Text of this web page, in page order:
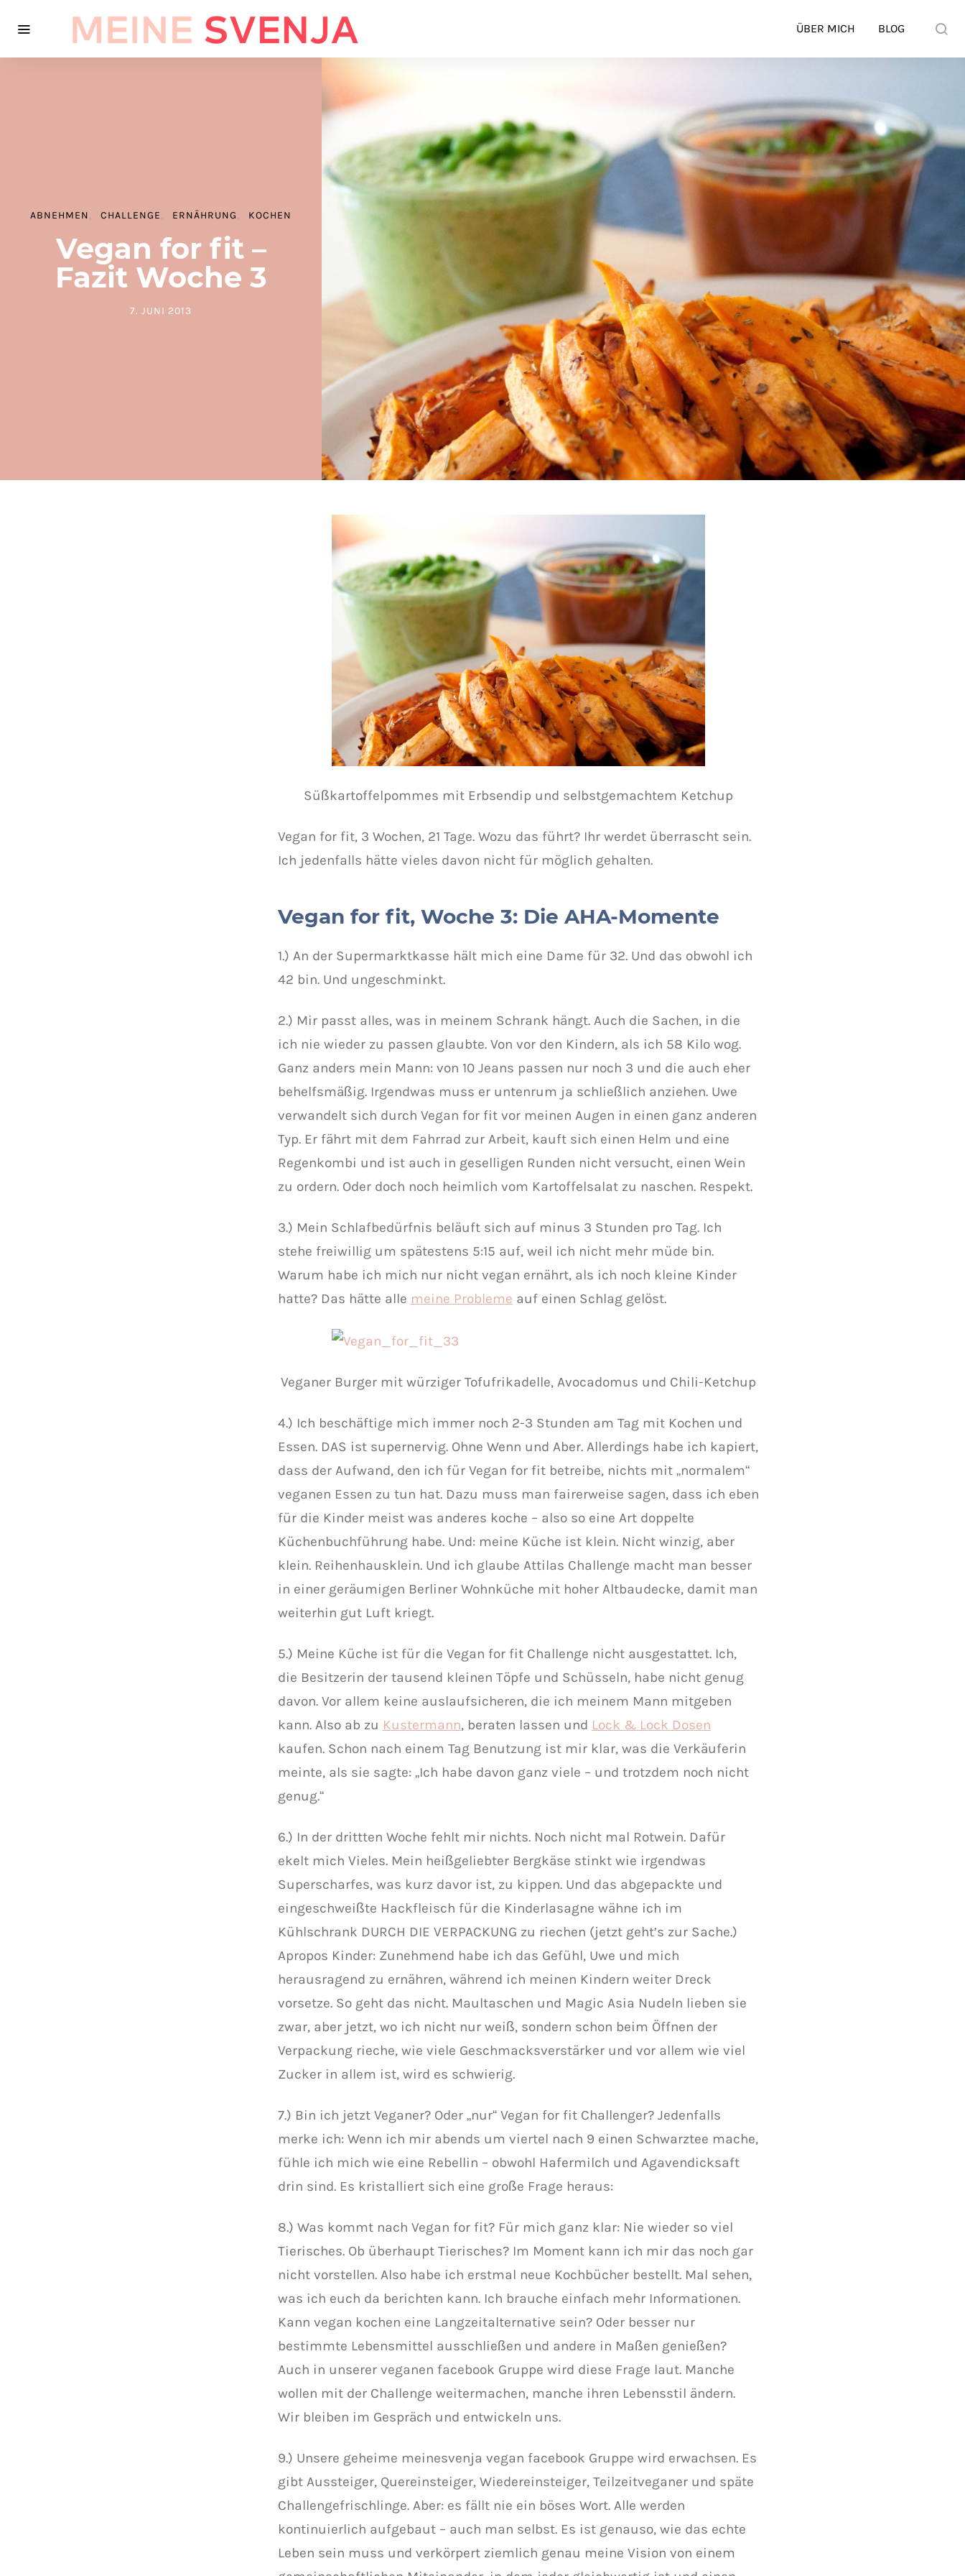
ÜBER MICH BLOG
ABNEHMEN CHALLENGE ERNÄHRUNG KOCHEN
Vegan for fit –
Fazit Woche 3
POSTED ON
7. JUNI 2013
Süßkartoffelpommes mit Erbsendip und selbstgemachtem Ketchup
Vegan for fit, 3 Wochen, 21 Tage. Wozu das führt? Ihr werdet überrascht sein.
Ich jedenfalls hätte vieles davon nicht für möglich gehalten.
Vegan for fit, Woche 3: Die AHA-Momente
1.) An der Supermarktkasse hält mich eine Dame für 32. Und das obwohl ich
42 bin. Und ungeschminkt.
2.) Mir passt alles, was in meinem Schrank hängt. Auch die Sachen, in die
ich nie wieder zu passen glaubte. Von vor den Kindern, als ich 58 Kilo wog.
Ganz anders mein Mann: von 10 Jeans passen nur noch 3 und die auch eher
behelfsmäßig. Irgendwas muss er untenrum ja schließlich anziehen. Uwe
verwandelt sich durch Vegan for fit vor meinen Augen in einen ganz anderen
Typ. Er fährt mit dem Fahrrad zur Arbeit, kauft sich einen Helm und eine
Regenkombi und ist auch in geselligen Runden nicht versucht, einen Wein
zu ordern. Oder doch noch heimlich vom Kartoffelsalat zu naschen. Respekt.
3.) Mein Schlafbedürfnis beläuft sich auf minus 3 Stunden pro Tag. Ich
stehe freiwillig um spätestens 5:15 auf, weil ich nicht mehr müde bin.
Warum habe ich mich nur nicht vegan ernährt, als ich noch kleine Kinder
hatte? Das hätte alle meine Probleme auf einen Schlag gelöst.
Veganer Burger mit würziger Tofufrikadelle, Avocadomus und Chili-Ketchup
4.) Ich beschäftige mich immer noch 2-3 Stunden am Tag mit Kochen und
Essen. DAS ist supernervig. Ohne Wenn und Aber. Allerdings habe ich kapiert,
dass der Aufwand, den ich für Vegan for fit betreibe, nichts mit „normalem“
veganen Essen zu tun hat. Dazu muss man fairerweise sagen, dass ich eben
für die Kinder meist was anderes koche – also so eine Art doppelte
Küchenbuchführung habe. Und: meine Küche ist klein. Nicht winzig, aber
klein. Reihenhausklein. Und ich glaube Attilas Challenge macht man besser
in einer geräumigen Berliner Wohnküche mit hoher Altbaudecke, damit man
weiterhin gut Luft kriegt.
5.) Meine Küche ist für die Vegan for fit Challenge nicht ausgestattet. Ich,
die Besitzerin der tausend kleinen Töpfe und Schüsseln, habe nicht genug
davon. Vor allem keine auslaufsicheren, die ich meinem Mann mitgeben
kann. Also ab zu Kustermann, beraten lassen und Lock & Lock Dosen
kaufen. Schon nach einem Tag Benutzung ist mir klar, was die Verkäuferin
meinte, als sie sagte: „Ich habe davon ganz viele – und trotzdem noch nicht
genug.“
6.) In der drittten Woche fehlt mir nichts. Noch nicht mal Rotwein. Dafür
ekelt mich Vieles. Mein heißgeliebter Bergkäse stinkt wie irgendwas
Superscharfes, was kurz davor ist, zu kippen. Und das abgepackte und
eingeschweißte Hackfleisch für die Kinderlasagne wähne ich im
Kühlschrank DURCH DIE VERPACKUNG zu riechen (jetzt geht’s zur Sache.)
Apropos Kinder: Zunehmend habe ich das Gefühl, Uwe und mich
herausragend zu ernähren, während ich meinen Kindern weiter Dreck
vorsetze. So geht das nicht. Maultaschen und Magic Asia Nudeln lieben sie
zwar, aber jetzt, wo ich nicht nur weiß, sondern schon beim Öffnen der
Verpackung rieche, wie viele Geschmacksverstärker und vor allem wie viel
Zucker in allem ist, wird es schwierig.
7.) Bin ich jetzt Veganer? Oder „nur“ Vegan for fit Challenger? Jedenfalls
merke ich: Wenn ich mir abends um viertel nach 9 einen Schwarztee mache,
fühle ich mich wie eine Rebellin – obwohl Hafermilch und Agavendicksaft
drin sind. Es kristalliert sich eine große Frage heraus:
8.) Was kommt nach Vegan for fit? Für mich ganz klar: Nie wieder so viel
Tierisches. Ob überhaupt Tierisches? Im Moment kann ich mir das noch gar
nicht vorstellen. Also habe ich erstmal neue Kochbücher bestellt. Mal sehen,
was ich euch da berichten kann. Ich brauche einfach mehr Informationen.
Kann vegan kochen eine Langzeitalternative sein? Oder besser nur
bestimmte Lebensmittel ausschließen und andere in Maßen genießen?
Auch in unserer veganen facebook Gruppe wird diese Frage laut. Manche
wollen mit der Challenge weitermachen, manche ihren Lebensstil ändern.
Wir bleiben im Gespräch und entwickeln uns.
9.) Unsere geheime meinesvenja vegan facebook Gruppe wird erwachsen. Es
gibt Aussteiger, Quereinsteiger, Wiedereinsteiger, Teilzeitveganer und späte
Challengefrischlinge. Aber: es fällt nie ein böses Wort. Alle werden
kontinuierlich aufgebaut – auch man selbst. Es ist genauso, wie das echte
Leben sein muss und verkörpert ziemlich genau meine Vision von einem